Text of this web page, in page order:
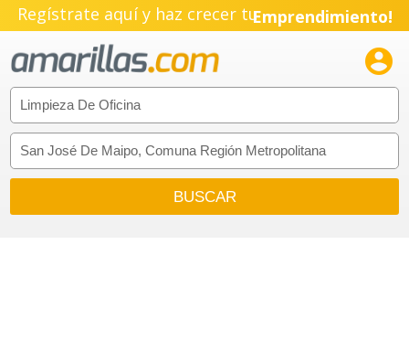
Regístrate aquí y haz crecer tu
Emprendimiento!
